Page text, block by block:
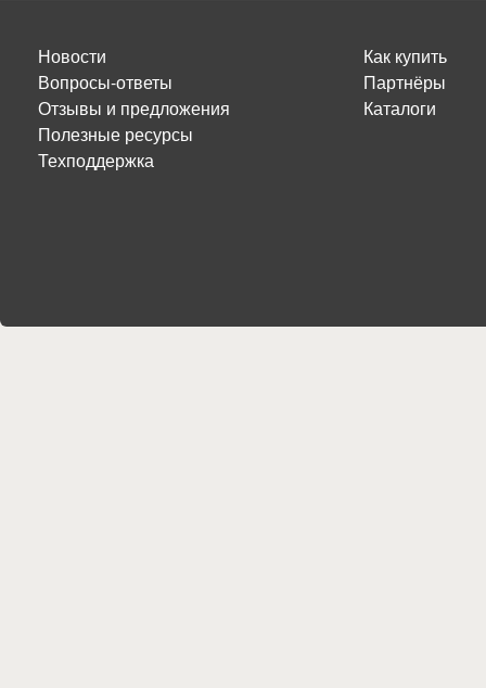
Новости
Вопросы-ответы
Отзывы и предложения
Полезные ресурсы
Техподдержка
Как купить
Партнёры
Каталоги